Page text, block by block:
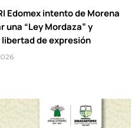
Edomex intento de Morena
una “Ley Mordaza” y
de expresión